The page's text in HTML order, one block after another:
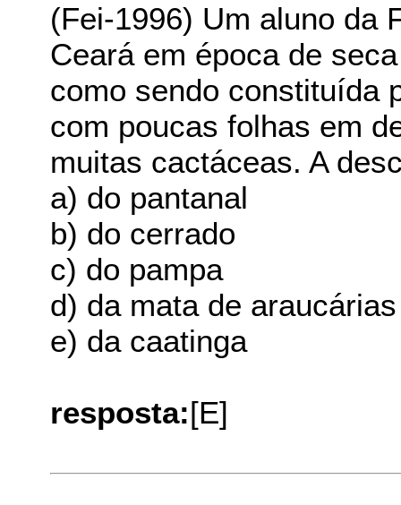
(Fei-1996) Um aluno da
Ceará em época de
como sendo constituída
com poucas folhas em
muitas cactáceas. A
a) do pantanal
b) do cerrado
c) do pampa
d) da mata de araucárias
e) da caatinga
resposta:[E]